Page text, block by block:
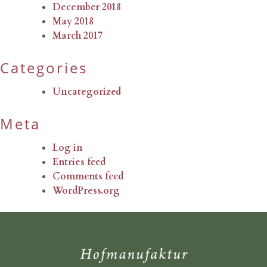
December 2018
May 2018
March 2017
Categories
Uncategorized
Meta
Log in
Entries feed
Comments feed
WordPress.org